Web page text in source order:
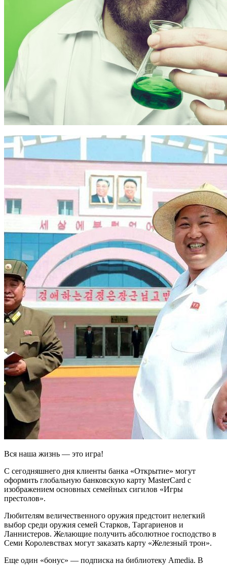
Вся наша жизнь — это игра!
С сегодняшнего дня клиенты банка «Открытие» могут
оформить глобальную банковскую карту MasterCard с
изображением основных семейных сигилов «Игры
престолов».
Любителям величественного оружия предстоит нелегкий
выбор среди оружия семей Старков, Таргариенов и
Ланнистеров. Желающие получить абсолютное господство в
Семи Королевствах могут заказать карту «Железный трон».
Еще один «бонус» — подписка на библиотеку Amedia. В